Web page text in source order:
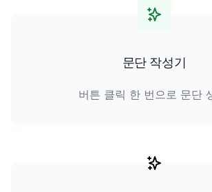
문단 작성기
버튼 클릭 한 번으로 문단